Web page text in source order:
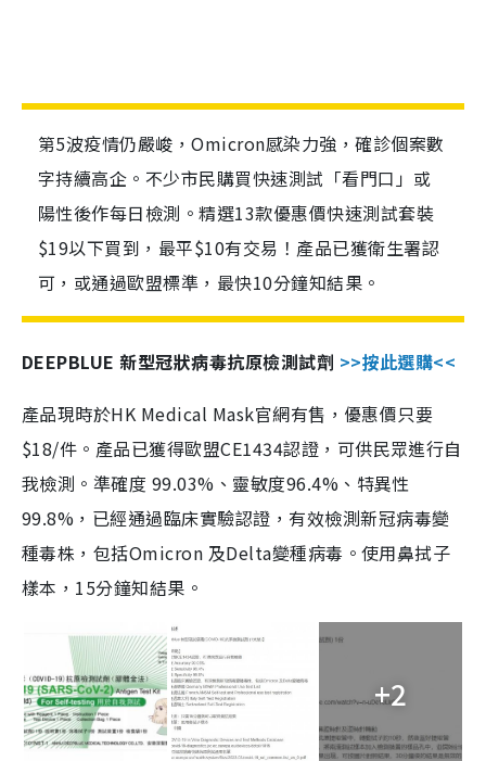
第5波疫情仍嚴峻，Omicron感染力強，確診個案數
字持續高企。不少市民購買快速測試「看門口」或
陽性後作每日檢測。精選13款優惠價快速測試套裝
$19以下買到，最平$10有交易！產品已獲衛生署認
可，或通過歐盟標準，最快10分鐘知結果。
DEEPBLUE 新型冠狀病毒抗原檢測試劑 >>按此選購<<
產品現時於HK Medical Mask官網有售，優惠價只要
$18/件。產品已獲得歐盟CE1434認證，可供民眾進行自
我檢測。準確度 99.03%、靈敏度96.4%、特異性
99.8%，已經通過臨床實驗認證，有效檢測新冠病毒變
種毒株，包括Omicron 及Delta變種病毒。使用鼻拭子
樣本，15分鐘知結果。
+2